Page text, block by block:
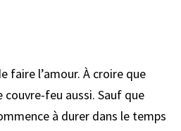
faire l’amour. À croire que
couvre-feu aussi. Sauf que
à durer dans le temps